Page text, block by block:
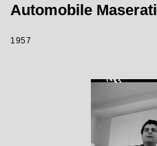
Automobile Maserati
1957